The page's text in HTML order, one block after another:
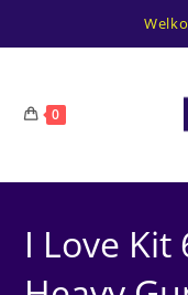
0
I Love Kit